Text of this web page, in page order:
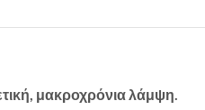
μακροχρόνια λάμψη.